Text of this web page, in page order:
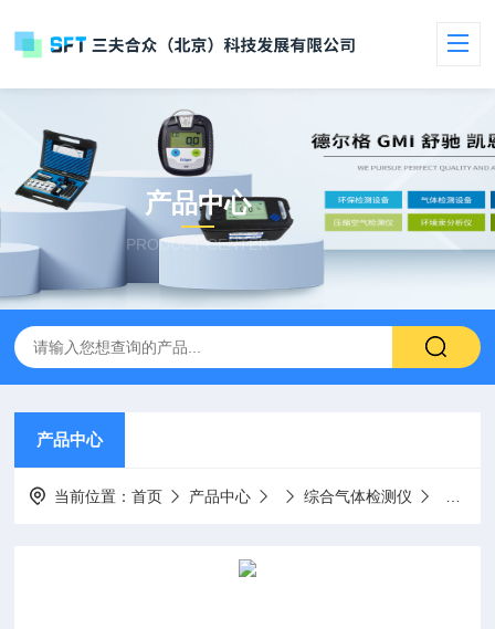
产品中心
PRODUCT CENTER
产品中心
当前位置：首页 产品中心 综合气体检测仪